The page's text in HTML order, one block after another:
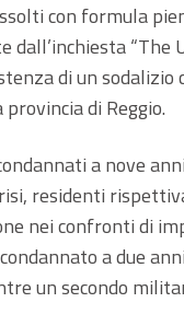
con formula
dall’inchiesta “The
di un
di Reggio.
a nove
residenti
nei confronti di
a due
un secondo